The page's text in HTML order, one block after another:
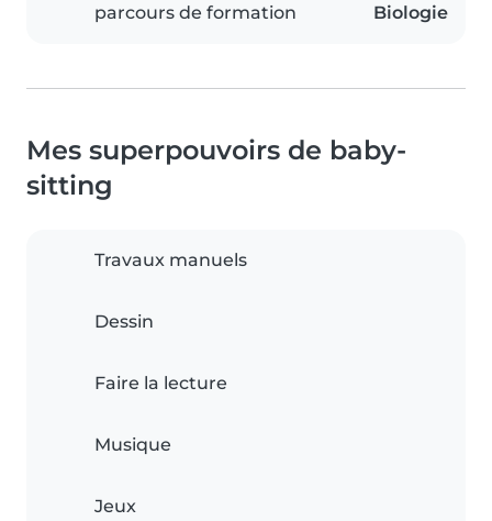
parcours de formation
Biologie
Mes superpouvoirs de baby-
sitting
Travaux manuels
Dessin
Faire la lecture
Musique
Jeux